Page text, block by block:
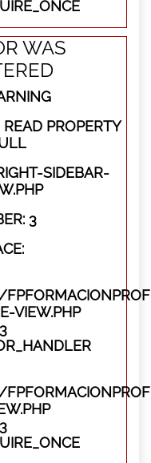
WAS
PROPERTY
SIDEBAR-
3
VIEW.PHP